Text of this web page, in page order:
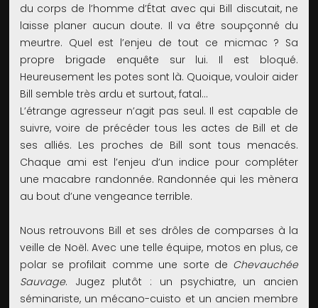
du corps de l’homme d’État avec qui Bill discutait, ne
laisse planer aucun doute. Il va être soupçonné du
meurtre. Quel est l’enjeu de tout ce micmac ? Sa
propre brigade enquête sur lui. Il est bloqué.
Heureusement les potes sont là. Quoique, vouloir aider
Bill semble très ardu et surtout, fatal…
L’étrange agresseur n’agit pas seul. Il est capable de
suivre, voire de précéder tous les actes de Bill et de
ses alliés. Les proches de Bill sont tous menacés.
Chaque ami est l’enjeu d’un indice pour compléter
une macabre randonnée. Randonnée qui les mènera
au bout d’une vengeance terrible.
Nous retrouvons Bill et ses drôles de comparses à la
veille de Noël. Avec une telle équipe, motos en plus, ce
polar se profilait comme une sorte de Chevauchée
Sauvage. Jugez plutôt : un psychiatre, un ancien
séminariste, un mécano-cuisto et un ancien membre